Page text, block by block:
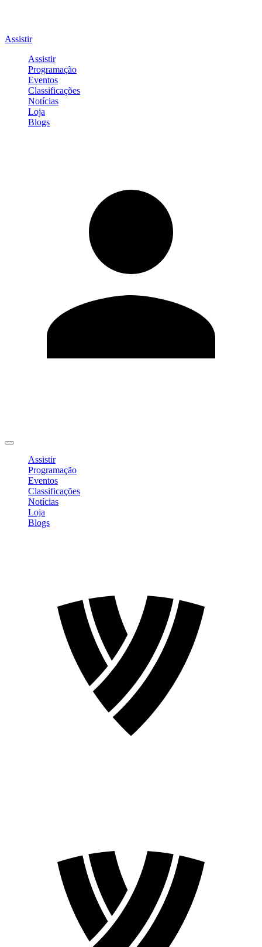
Assistir
Assistir
Programação
Eventos
Classificações
Notícias
Loja
Blogs
Assistir
Programação
Eventos
Classificações
Notícias
Loja
Blogs